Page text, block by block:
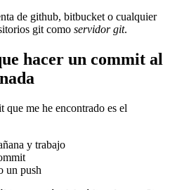
de github, bitbucket o cualquier
git como servidor git.
hacer un commit al
me he encontrado es el
y trabajo
un push